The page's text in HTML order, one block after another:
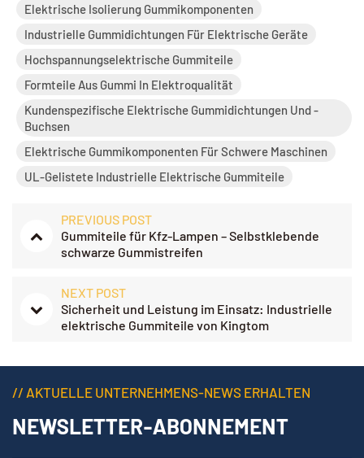
Elektrische Isolierung Gummikomponenten
Industrielle Gummidichtungen Für Elektrische Geräte
Hochspannungselektrische Gummiteile
Formteile Aus Gummi In Elektroqualität
Kundenspezifische Elektrische Gummidichtungen Und -
Buchsen
Elektrische Gummikomponenten Für Schwere Maschinen
UL-Gelistete Industrielle Elektrische Gummiteile
PREVIOUS POST
Gummiteile für Kfz-Lampen – Selbstklebende
schwarze Gummistreifen
NEXT POST
Sicherheit und Leistung im Einsatz: Industrielle
elektrische Gummiteile von Kingtom
// AKTUELLE UNTERNEHMENS-NEWS ERHALTEN
NEWSLETTER-ABONNEMENT